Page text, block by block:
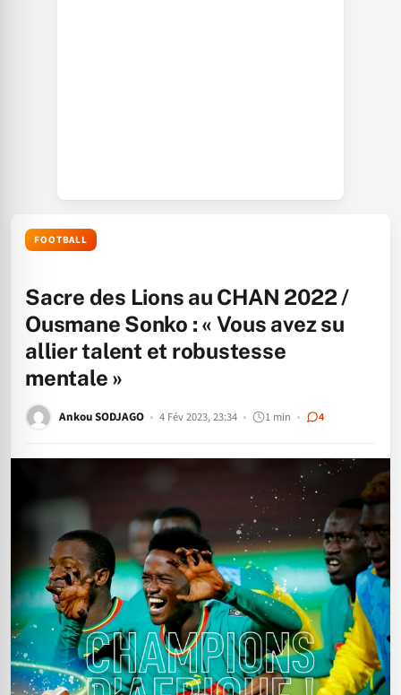
FOOTBALL
Sacre des Lions au CHAN 2022 /
Ousmane Sonko : « Vous avez su
allier talent et robustesse
mentale »
Ankou SODJAGO 4 Fév 2023, 23:34 1 min 4